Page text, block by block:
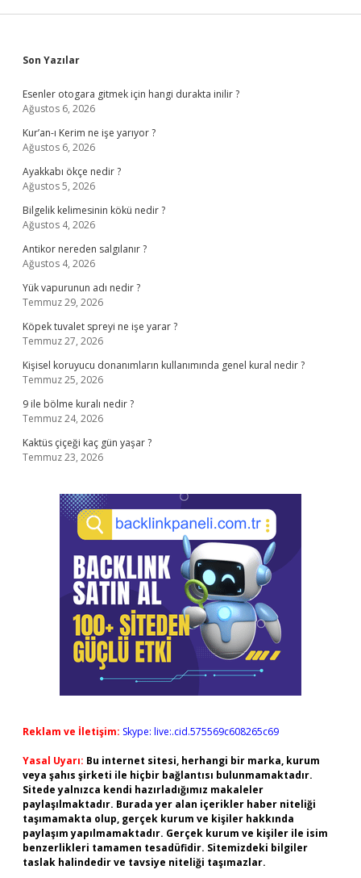
Sidebar
Son Yazılar
Esenler otogara gitmek için hangi durakta inilir ?
Ağustos 6, 2026
Kur’an-ı Kerim ne işe yarıyor ?
Ağustos 6, 2026
Ayakkabı ökçe nedir ?
Ağustos 5, 2026
Bilgelik kelimesinin kökü nedir ?
Ağustos 4, 2026
Antikor nereden salgılanır ?
Ağustos 4, 2026
Yük vapurunun adı nedir ?
Temmuz 29, 2026
Köpek tuvalet spreyi ne işe yarar ?
Temmuz 27, 2026
Kişisel koruyucu donanımların kullanımında genel kural nedir ?
Temmuz 25, 2026
9 ile bölme kuralı nedir ?
Temmuz 24, 2026
Kaktüs çiçeği kaç gün yaşar ?
Temmuz 23, 2026
Reklam ve İletişim: Skype: live:.cid.575569c608265c69
Yasal Uyarı: Bu internet sitesi, herhangi bir marka, kurum
veya şahıs şirketi ile hiçbir bağlantısı bulunmamaktadır.
Sitede yalnızca kendi hazırladığımız makaleler
paylaşılmaktadır. Burada yer alan içerikler haber niteliği
taşımamakta olup, gerçek kurum ve kişiler hakkında
paylaşım yapılmamaktadır. Gerçek kurum ve kişiler ile isim
benzerlikleri tamamen tesadüfidir. Sitemizdeki bilgiler
taslak halindedir ve tavsiye niteliği taşımazlar.